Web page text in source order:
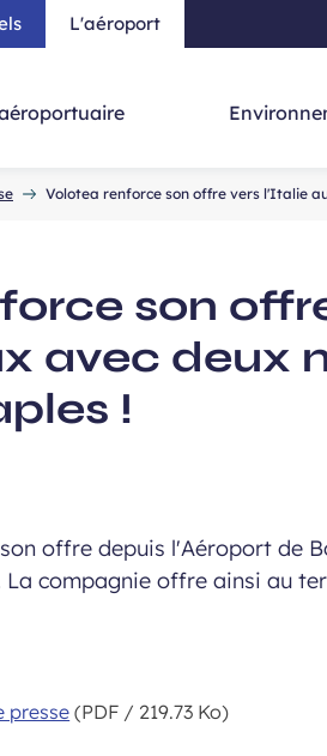
au contenu principal - Aller à
L'aéroport
Volotea renforce son offre vers l'Italie
son
avec deux
!
offre depuis l'Aéroport de
La compagnie offre ainsi au
presse (PDF / 219.73 Ko)